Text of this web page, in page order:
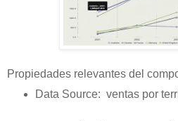
Propiedades relevantes del
Data Source: ventas por